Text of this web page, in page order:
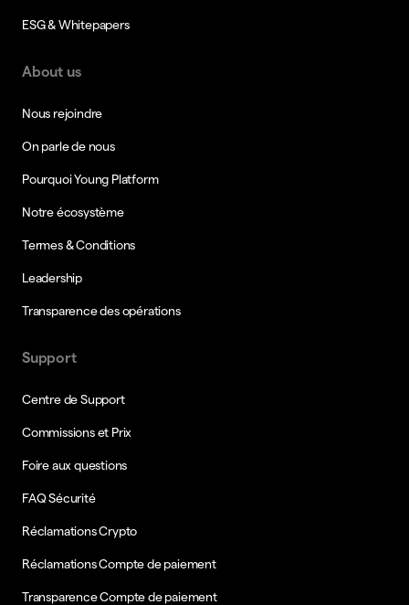
ESG & Whitepapers
About us
Nous rejoindre
On parle de nous
Pourquoi Young Platform
Notre écosystème
Termes & Conditions
Leadership
Transparence des opérations
Support
Centre de Support
Commissions et Prix
Foire aux questions
FAQ Sécurité
Réclamations Crypto
Réclamations Compte de paiement
Transparence Compte de paiement